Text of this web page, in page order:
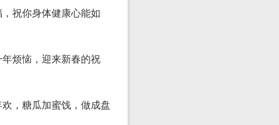
祝你身体健康心能如
烦恼，迎来新春的祝
，糖瓜加蜜饯，做成盘